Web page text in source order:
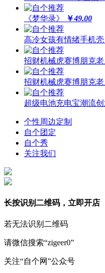
《梦华录》 ￥49.00
高冷女孩有情绪手机壳
招财机械虎赛博朋克
招财机械虎赛博朋克
超级电池充电宝潮流
个性周边定制
自个团定
自个秀
关注我们
长按识别二维码，立即开店
若无法识别二维码
请微信搜索“zigeer0”
关注“自个网”公众号